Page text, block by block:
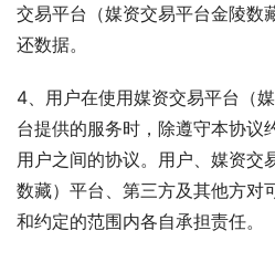
交易平台（媒资交易平台金陵数
还数据。
4、用户在使用媒资交易平台（
台提供的服务时，除遵守本协议
用户之间的协议。用户、媒资交
数藏）平台、第三方及其他方对
和约定的范围内各自承担责任。